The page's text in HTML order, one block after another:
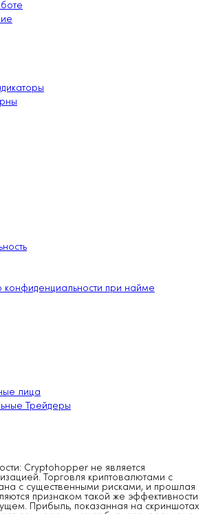
при найме
лица
Трейдеры
Cryptohopper не является
Торговля криптовалютами с
с существенными рисками, и прошлая
признаком такой же эффективности
Прибыль, показанная на скриншотах